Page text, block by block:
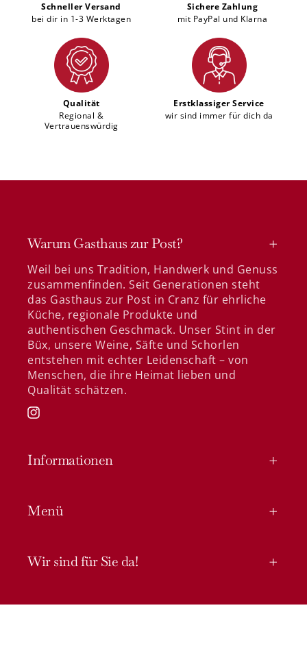
Schneller Versand
bei dir in 1-3 Werktagen
Sichere Zahlung
mit PayPal und Klarna
Qualität
Regional &
Vertrauenswürdig
Erstklassiger Service
wir sind immer für dich da
Warum Gasthaus zur Post?
Weil bei uns Tradition, Handwerk und Genuss
zusammenfinden. Seit Generationen steht
das Gasthaus zur Post in Cranz für ehrliche
Küche, regionale Produkte und
authentischen Geschmack. Unser Stint in der
Büx, unsere Weine, Säfte und Schorlen
entstehen mit echter Leidenschaft – von
Menschen, die ihre Heimat lieben und
Qualität schätzen.
Instagram
Informationen
Menü
Wir sind für Sie da!